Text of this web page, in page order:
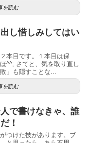
を読む
し惜しみしてはい
本目です。１本目は保
^^; さてと、気を取り直し
」も隠すことな...
を読む
で書けなきゃ、誰
！
つけた技があります。ブ